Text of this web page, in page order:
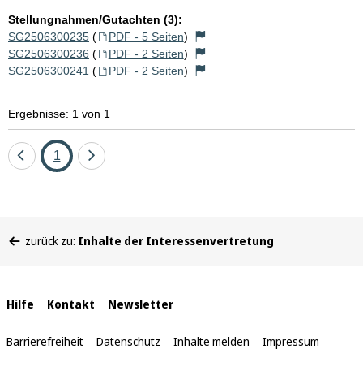
Stellungnahmen/Gutachten (3):
SG2506300235 ( PDF - 5 Seiten)
SG2506300236 ( PDF - 2 Seiten)
SG2506300241 ( PDF - 2 Seiten)
Ergebnisse: 1 von 1
EineSeite
1
Eine
befinden
zurück zu: Inhalte der Interessenvertretung
Interne
Links
Hilfe Kontakt Newsletter
Barrierefreiheit Datenschutz Inhalte melden Impressum